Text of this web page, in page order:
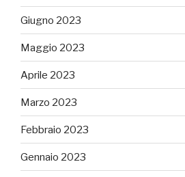
Giugno 2023
Maggio 2023
Aprile 2023
Marzo 2023
Febbraio 2023
Gennaio 2023